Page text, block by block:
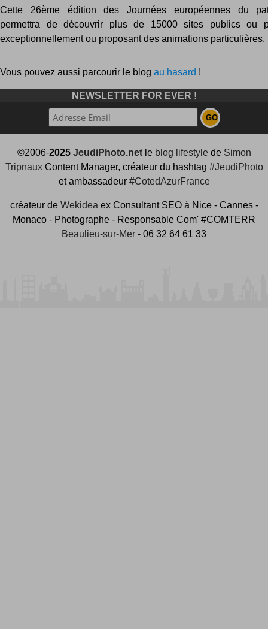
Cette 26ème édition des Journées européennes du
permettra de découvrir plus de 15000 sites publics ou
exceptionnellement ou proposant des animations particulières.
Vous pouvez aussi parcourir le blog au hasard !
NEWSLETTER FOR EVER !
©2006-2025 JeudiPhoto.netle blog lifestylede Simon
TripnauxContent Manager, créateur du hashtag #JeudiPhoto
et ambassadeur #CotedAzurFrance
créateur de Wekidea ex Consultant SEO à Nice - Cannes -
Monaco - Photographe - Responsable Com' #COMTERR
Beaulieu-sur-Mer - 06 32 64 61 33